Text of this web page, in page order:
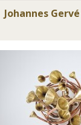
Johannes Gervé